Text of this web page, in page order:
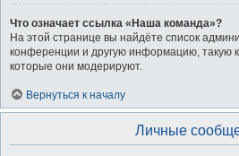
Что означает ссылка «Наша команда»?
На этой странице вы найдёте список
конференции и другую информацию, такую
которые они модерируют.
Вернуться к началу
Личные